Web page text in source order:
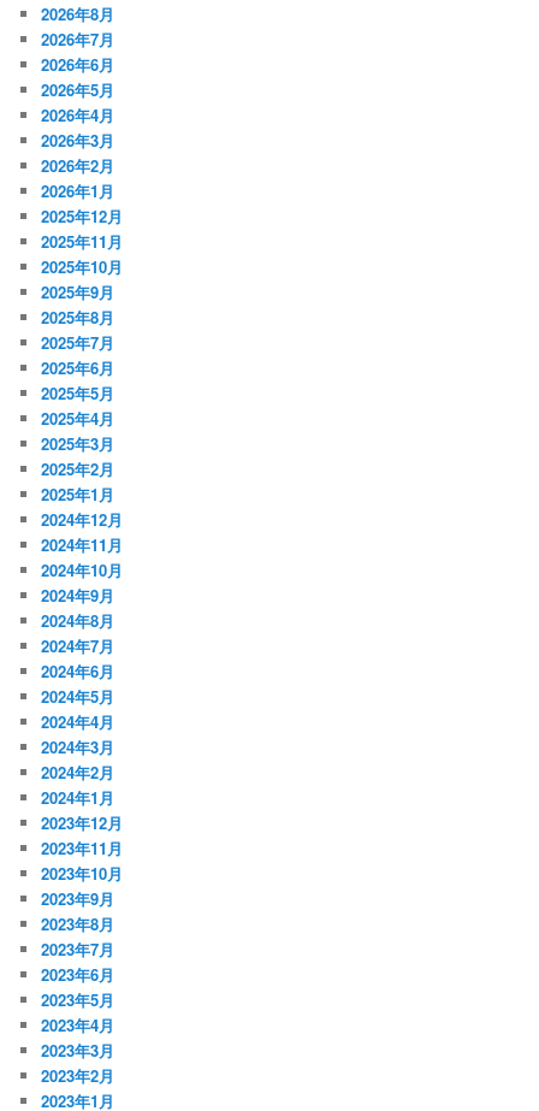
2026年8月
2026年7月
2026年6月
2026年5月
2026年4月
2026年3月
2026年2月
2026年1月
2025年12月
2025年11月
2025年10月
2025年9月
2025年8月
2025年7月
2025年6月
2025年5月
2025年4月
2025年3月
2025年2月
2025年1月
2024年12月
2024年11月
2024年10月
2024年9月
2024年8月
2024年7月
2024年6月
2024年5月
2024年4月
2024年3月
2024年2月
2024年1月
2023年12月
2023年11月
2023年10月
2023年9月
2023年8月
2023年7月
2023年6月
2023年5月
2023年4月
2023年3月
2023年2月
2023年1月